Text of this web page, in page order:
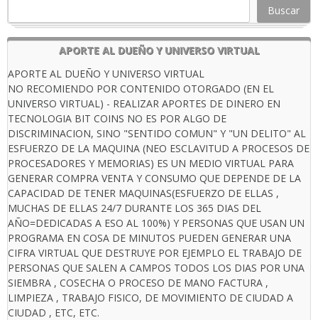
Buscar
APORTE AL DUEÑO Y UNIVERSO VIRTUAL
APORTE AL DUEÑO Y UNIVERSO VIRTUAL
NO RECOMIENDO POR CONTENIDO OTORGADO (EN EL
UNIVERSO VIRTUAL) - REALIZAR APORTES DE DINERO EN
TECNOLOGIA BIT COINS NO ES POR ALGO DE
DISCRIMINACION, SINO "SENTIDO COMUN" Y "UN DELITO" AL
ESFUERZO DE LA MAQUINA (NEO ESCLAVITUD A PROCESOS DE
PROCESADORES Y MEMORIAS) ES UN MEDIO VIRTUAL PARA
GENERAR COMPRA VENTA Y CONSUMO QUE DEPENDE DE LA
CAPACIDAD DE TENER MAQUINAS(ESFUERZO DE ELLAS ,
MUCHAS DE ELLAS 24/7 DURANTE LOS 365 DIAS DEL
AÑO=DEDICADAS A ESO AL 100%) Y PERSONAS QUE USAN UN
PROGRAMA EN COSA DE MINUTOS PUEDEN GENERAR UNA
CIFRA VIRTUAL QUE DESTRUYE POR EJEMPLO EL TRABAJO DE
PERSONAS QUE SALEN A CAMPOS TODOS LOS DIAS POR UNA
SIEMBRA , COSECHA O PROCESO DE MANO FACTURA ,
LIMPIEZA , TRABAJO FISICO, DE MOVIMIENTO DE CIUDAD A
CIUDAD , ETC, ETC.